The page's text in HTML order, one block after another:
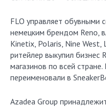
FLO управляет обувными
немецким брендом Reno,
Kinetix, Polaris, Nine
ритейлер выкупил бизнес
магазинов по всей
переименовали в
Azadea Group